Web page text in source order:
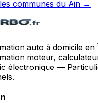
communes du Ain →
auto à domicile
moteur,
électronique —